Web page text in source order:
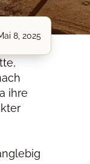
8, 2025
ihre